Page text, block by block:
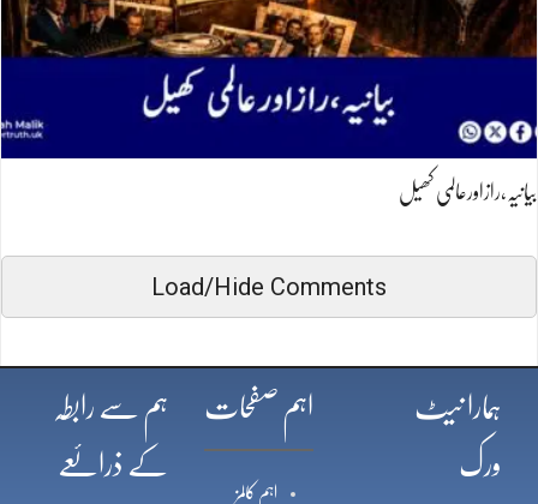
بیانیہ،رازاورعالمی کھیل
Load/Hide Comments
ہمارا نیٹ
ورک
اہم صفحات
اہم کالمز
ہم سے رابطہ
کے ذرائعے